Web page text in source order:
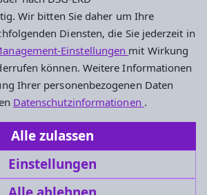
Wir bitten Sie daher um Ihre
Diensten, die Sie jederzeit in
Einstellungen mit Wirkung
können. Weitere Informationen
Ihrer personenbezogenen Daten
Datenschutzinformationen .
Alle zulassen
Einstellungen
Mainz - Ev. Dekanat Mainz